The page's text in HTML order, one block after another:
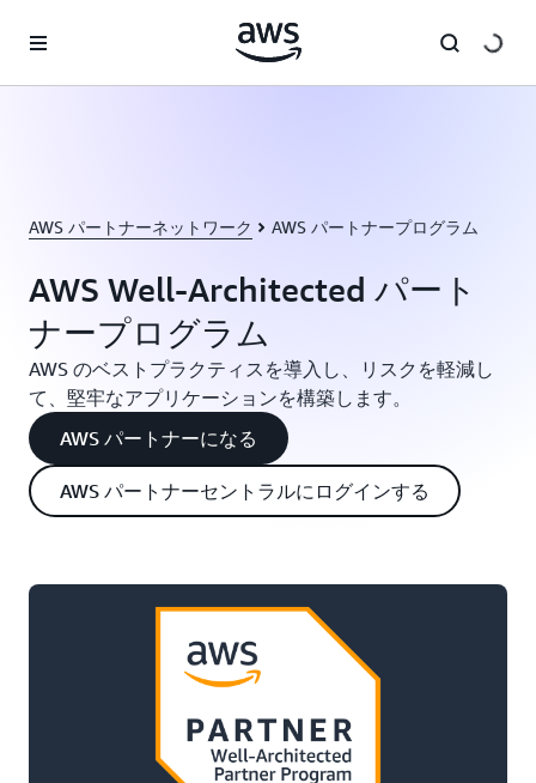
AWS パートナーネットワーク AWS パートナープログラム
AWS Well-Architected パート
ナープログラム
AWS のベストプラクティスを導入し、リスクを軽減し
て、堅牢なアプリケーションを構築します。
AWS パートナーになる
AWS パートナーセントラルにログインする